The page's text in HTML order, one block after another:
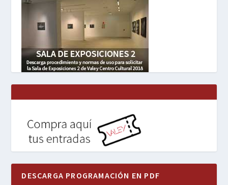
DESCARGA PROGRAMACIÓN EN PDF